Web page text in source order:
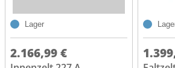
Lager
2.166,99 €